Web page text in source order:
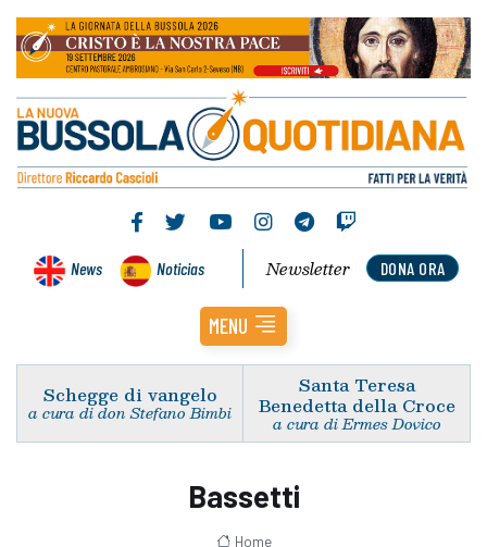
News Noticias DONA ORA
Newsletter
MENU
Schegge di vangelo
a cura di don Stefano Bimbi
Santa Teresa
Benedetta della Croce
a cura di Ermes Dovico
Bassetti
Home